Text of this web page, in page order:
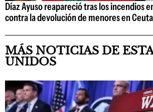
Díaz Ayuso reapareció tras los incendios
contra la devolución de menores en Ceuta
MÁS NOTICIAS DE
UNIDOS